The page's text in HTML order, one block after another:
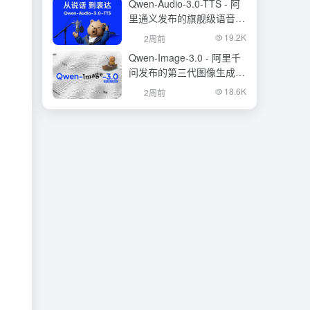
Qwen-Audio-3.0-TTS - 阿
里通义发布的旗舰级语音合
成大模型
2周前 19.2K
Qwen-Image-3.0 - 阿里千
问发布的第三代图像生成基
础模型
2周前 18.6K